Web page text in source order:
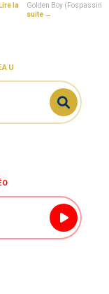
Lire la
Golden Boy (Fospassin)
suite →